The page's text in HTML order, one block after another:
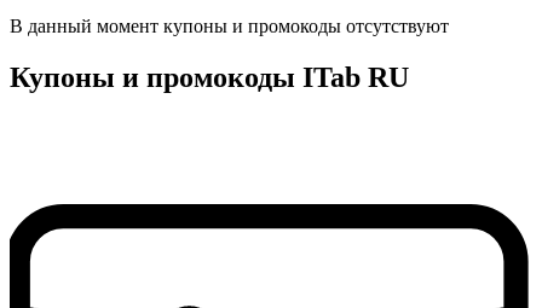
В данный момент купоны и промокоды отсутствуют
Купоны и промокоды ITab RU